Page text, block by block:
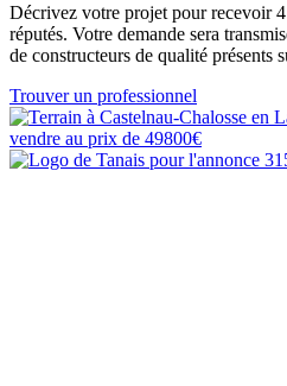
Décrivez votre projet pour recevoir
réputés. Votre demande sera
de constructeurs de qualité présents
Trouver un professionnel